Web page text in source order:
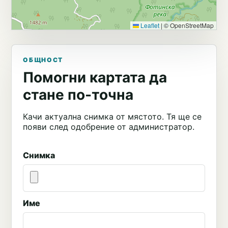
Leaflet | © OpenStreetMap
ОБЩНОСТ
Помогни картата да
стане по-точна
Качи актуална снимка от мястото. Тя ще се
появи след одобрение от администратор.
Снимка
Име